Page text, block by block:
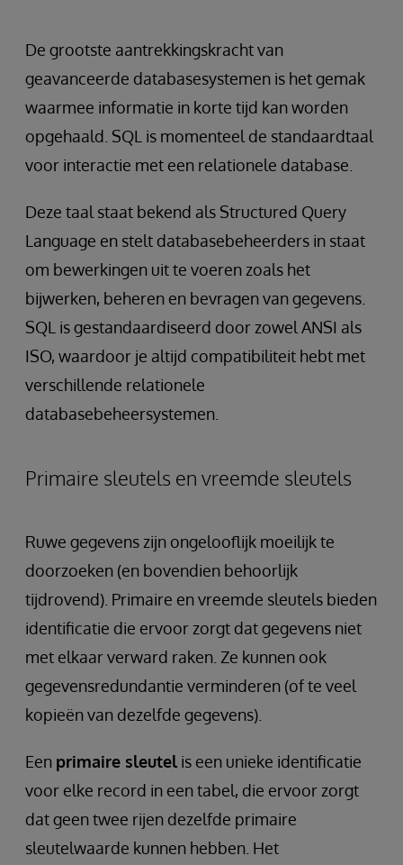
De grootste aantrekkingskracht van
geavanceerde databasesystemen is het gemak
waarmee informatie in korte tijd kan worden
opgehaald. SQL is momenteel de standaardtaal
voor interactie met een relationele database.
Deze taal staat bekend als Structured Query
Language en stelt databasebeheerders in staat
om bewerkingen uit te voeren zoals het
bijwerken, beheren en bevragen van gegevens.
SQL is gestandaardiseerd door zowel ANSI als
ISO, waardoor je altijd compatibiliteit hebt met
verschillende relationele
databasebeheersystemen.
Primaire sleutels en vreemde sleutels
Ruwe gegevens zijn ongelooflijk moeilijk te
doorzoeken (en bovendien behoorlijk
tijdrovend). Primaire en vreemde sleutels bieden
identificatie die ervoor zorgt dat gegevens niet
met elkaar verward raken. Ze kunnen ook
gegevensredundantie verminderen (of te veel
kopieën van dezelfde gegevens).
Een primaire sleutel is een unieke identificatie
voor elke record in een tabel, die ervoor zorgt
dat geen twee rijen dezelfde primaire
sleutelwaarde kunnen hebben. Het